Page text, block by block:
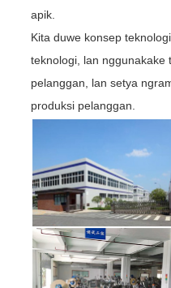
apik.
Kita duwe konsep
teknologi, lan nggunakake
pelanggan, lan setya
produksi pelanggan.